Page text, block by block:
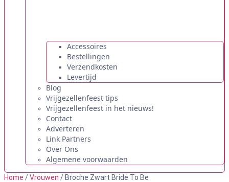
Accessoires
Bestellingen
Verzendkosten
Levertijd
Blog
Vrijgezellenfeest tips
Vrijgezellenfeest in het nieuws!
Contact
Adverteren
Link Partners
Over Ons
Algemene voorwaarden
Home /Vrouwen / Broche Zwart Bride To Be